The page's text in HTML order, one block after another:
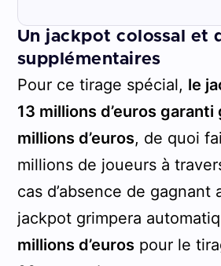
Un jackpot colossal et
supplémentaires
Pour ce tirage spécial, le
13 millions d’euros garanti
millions d’euros, de quoi
millions de joueurs à
cas d’absence de gagnant
jackpot grimpera
millions d’eurospour le